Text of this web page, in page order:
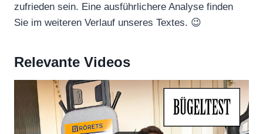
zufrieden sein. Eine ausführlichere Analyse finden
Sie im weiteren Verlauf unseres Textes. 😉
Relevante Videos